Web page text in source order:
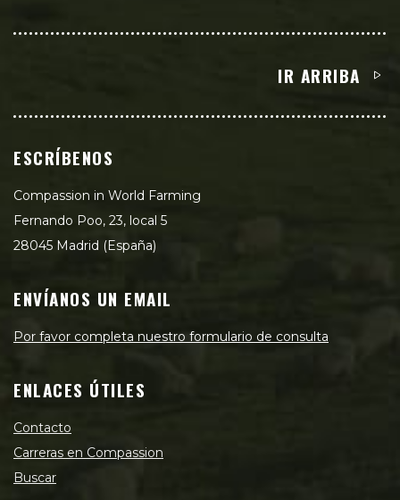
IR ARRIBA
ESCRÍBENOS
Compassion in World Farming
Fernando Poo, 23, local 5
28045 Madrid (España)
ENVÍANOS UN EMAIL
Por favor completa nuestro formulario de consulta
ENLACES ÚTILES
Contacto
Carreras en Compassion
Buscar